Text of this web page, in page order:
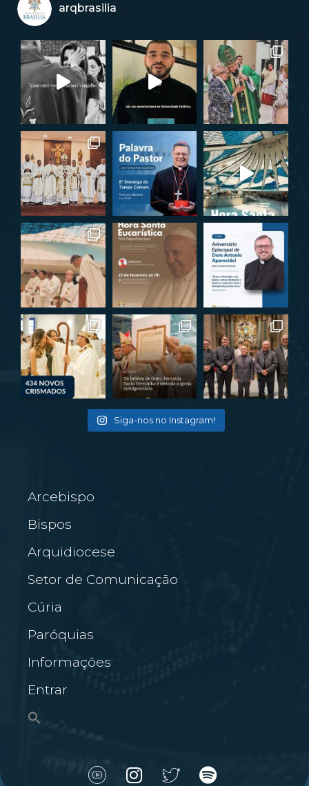
arqbrasilia
Siga-nos no Instagram!
Arcebispo
Bispos
Arquidiocese
Setor de Comunicação
Cúria
Paróquias
Informações
Entrar